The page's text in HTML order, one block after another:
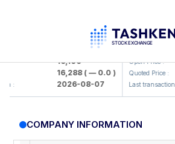
16,100
16,288( — 0.0 )
2026-08-07
KFSK
Open Price :
Quoted Price :
Last transaction :
COMPANY INFORMATION